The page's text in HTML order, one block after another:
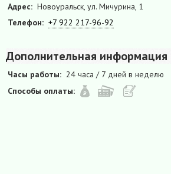
Адрес: Новоуральск, ул. Мичурина, 1
Телефон: +7 922 217-96-92
Дополнительная информация
Часы работы: 24 часа / 7 дней в неделю
Способы оплаты: